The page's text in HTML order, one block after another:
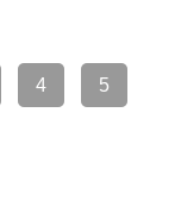
4
5